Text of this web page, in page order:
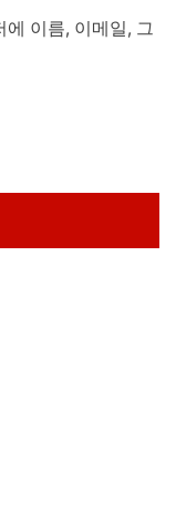
이름, 이메일, 그